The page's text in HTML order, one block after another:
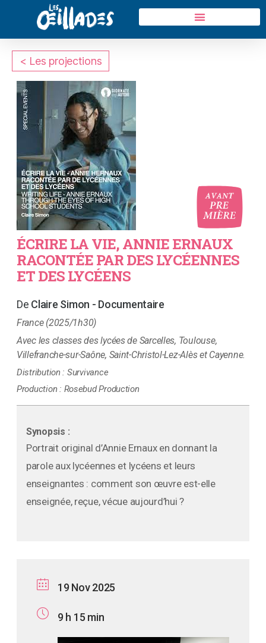
< Les projections
ÉCRIRE LA VIE, ANNIE ERNAUX
RACONTÉE PAR DES LYCÉENNES
ET DES LYCÉENS
Claire Simon - Documentaire
France (2025/1h30)
les classes des lycées de Sarcelles, Toulouse,
Villefranche-sur-Saône, Saint-Christol-Lez-Alès et Cayenne.
Distribution : Survivance
Production : Rosebud Production
Synopsis :
Portrait original d’Annie Ernaux en donnant la
parole aux lycéennes et lycéens et leurs
enseignantes : comment son œuvre est-elle
enseignée, reçue, vécue aujourd’hui ?
19 Nov 2025
9 h 15 min